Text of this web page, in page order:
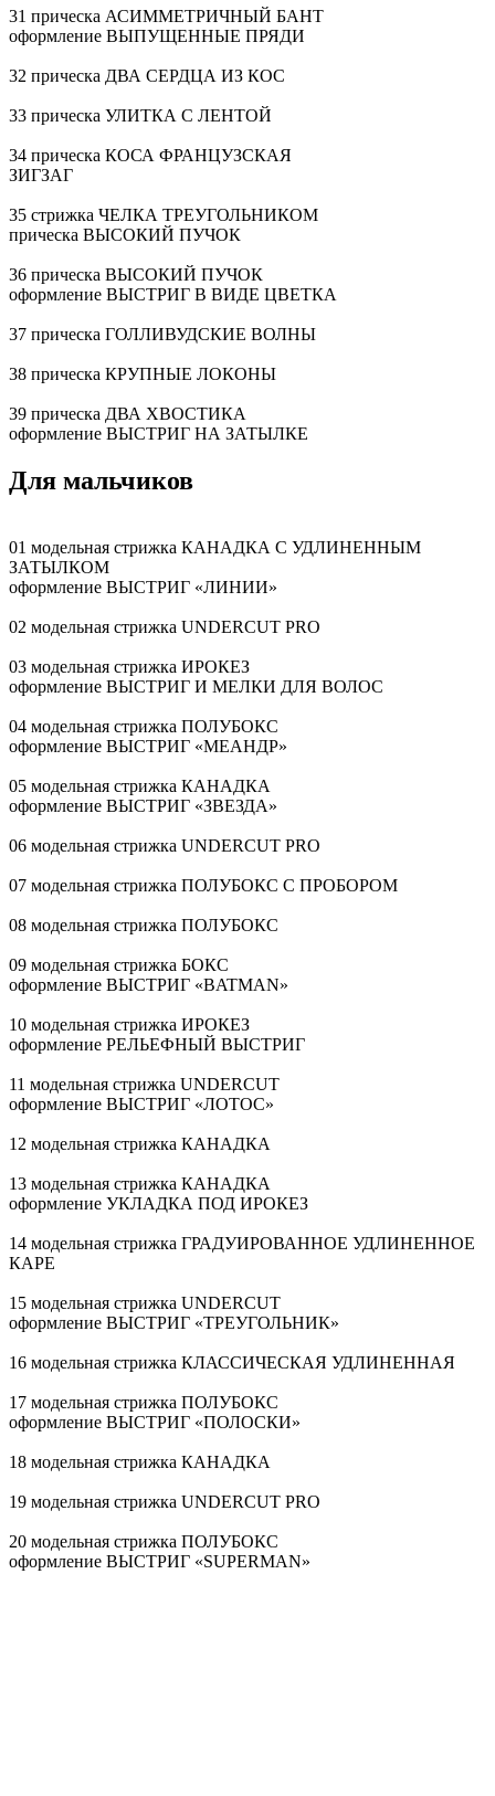
31 прическа АСИММЕТРИЧНЫЙ БАНТ
оформление ВЫПУЩЕННЫЕ ПРЯДИ
32 прическа ДВА СЕРДЦА ИЗ КОС
33 прическа УЛИТКА С ЛЕНТОЙ
34 прическа КОСА ФРАНЦУЗСКАЯ
ЗИГЗАГ
35 стрижка ЧЕЛКА ТРЕУГОЛЬНИКОМ
прическа ВЫСОКИЙ ПУЧОК
36 прическа ВЫСОКИЙ ПУЧОК
оформление ВЫСТРИГ В ВИДЕ ЦВЕТКА
37 прическа ГОЛЛИВУДСКИЕ ВОЛНЫ
38 прическа КРУПНЫЕ ЛОКОНЫ
39 прическа ДВА ХВОСТИКА
оформление ВЫСТРИГ НА ЗАТЫЛКЕ
Для мальчиков
01 модельная стрижка КАНАДКА С УДЛИНЕННЫМ
ЗАТЫЛКОМ
оформление ВЫСТРИГ «ЛИНИИ»
02 модельная стрижка UNDERCUT PRO
03 модельная стрижка ИРОКЕЗ
оформление ВЫСТРИГ И МЕЛКИ ДЛЯ ВОЛОС
04 модельная стрижка ПОЛУБОКС
оформление ВЫСТРИГ «МЕАНДР»
05 модельная стрижка КАНАДКА
оформление ВЫСТРИГ «ЗВЕЗДА»
06 модельная стрижка UNDERCUT PRO
07 модельная стрижка ПОЛУБОКС С ПРОБОРОМ
08 модельная стрижка ПОЛУБОКС
09 модельная стрижка БОКС
оформление ВЫСТРИГ «BATMAN»
10 модельная стрижка ИРОКЕЗ
оформление РЕЛЬЕФНЫЙ ВЫСТРИГ
11 модельная стрижка UNDERCUT
оформление ВЫСТРИГ «ЛОТОС»
12 модельная стрижка КАНАДКА
13 модельная стрижка КАНАДКА
оформление УКЛАДКА ПОД ИРОКЕЗ
14 модельная стрижка ГРАДУИРОВАННОЕ УДЛИНЕННОЕ
КАРЕ
15 модельная стрижка UNDERCUT
оформление ВЫСТРИГ «ТРЕУГОЛЬНИК»
16 модельная стрижка КЛАССИЧЕСКАЯ УДЛИНЕННАЯ
17 модельная стрижка ПОЛУБОКС
оформление ВЫСТРИГ «ПОЛОСКИ»
18 модельная стрижка КАНАДКА
19 модельная стрижка UNDERCUT PRO
20 модельная стрижка ПОЛУБОКС
оформление ВЫСТРИГ «SUPERMAN»